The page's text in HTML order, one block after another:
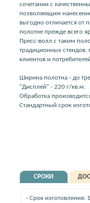
сочетании с
позволяющим
выгодно отличается от
полотне прежде всего
Пресс-волл с таким
традиционных стендов,
клиентов и
Ширина полотна - до
"Дисплей" - 220 г/кв.м.
Обработка
Стандартный срок
СРОКИ
- Срок изготовления: